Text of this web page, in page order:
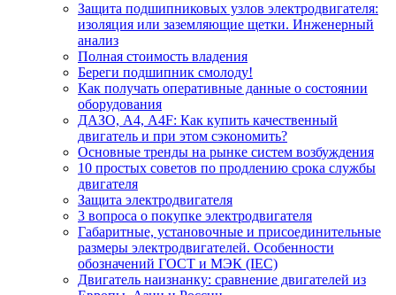
Защита подшипниковых узлов электродвигателя:
изоляция или заземляющие щетки. Инженерный
анализ
Полная стоимость владения
Береги подшипник смолоду!
Как получать оперативные данные о состоянии
оборудования
ДАЗО, А4, А4F: Как купить качественный
двигатель и при этом сэкономить?
Основные тренды на рынке систем возбуждения
10 простых советов по продлению срока службы
двигателя
Защита электродвигателя
3 вопроса о покупке электродвигателя
Габаритные, установочные и присоединительные
размеры электродвигателей. Особенности
обозначений ГОСТ и МЭК (IEC)
Двигатель наизнанку: сравнение двигателей из